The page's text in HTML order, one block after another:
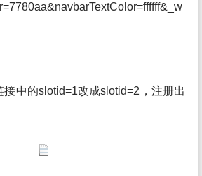
中的slotid=1改成slotid=2，注册出